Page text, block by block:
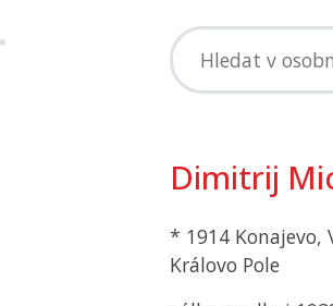
Dimitrij
* 1914 Konajevo,
Královo Pole